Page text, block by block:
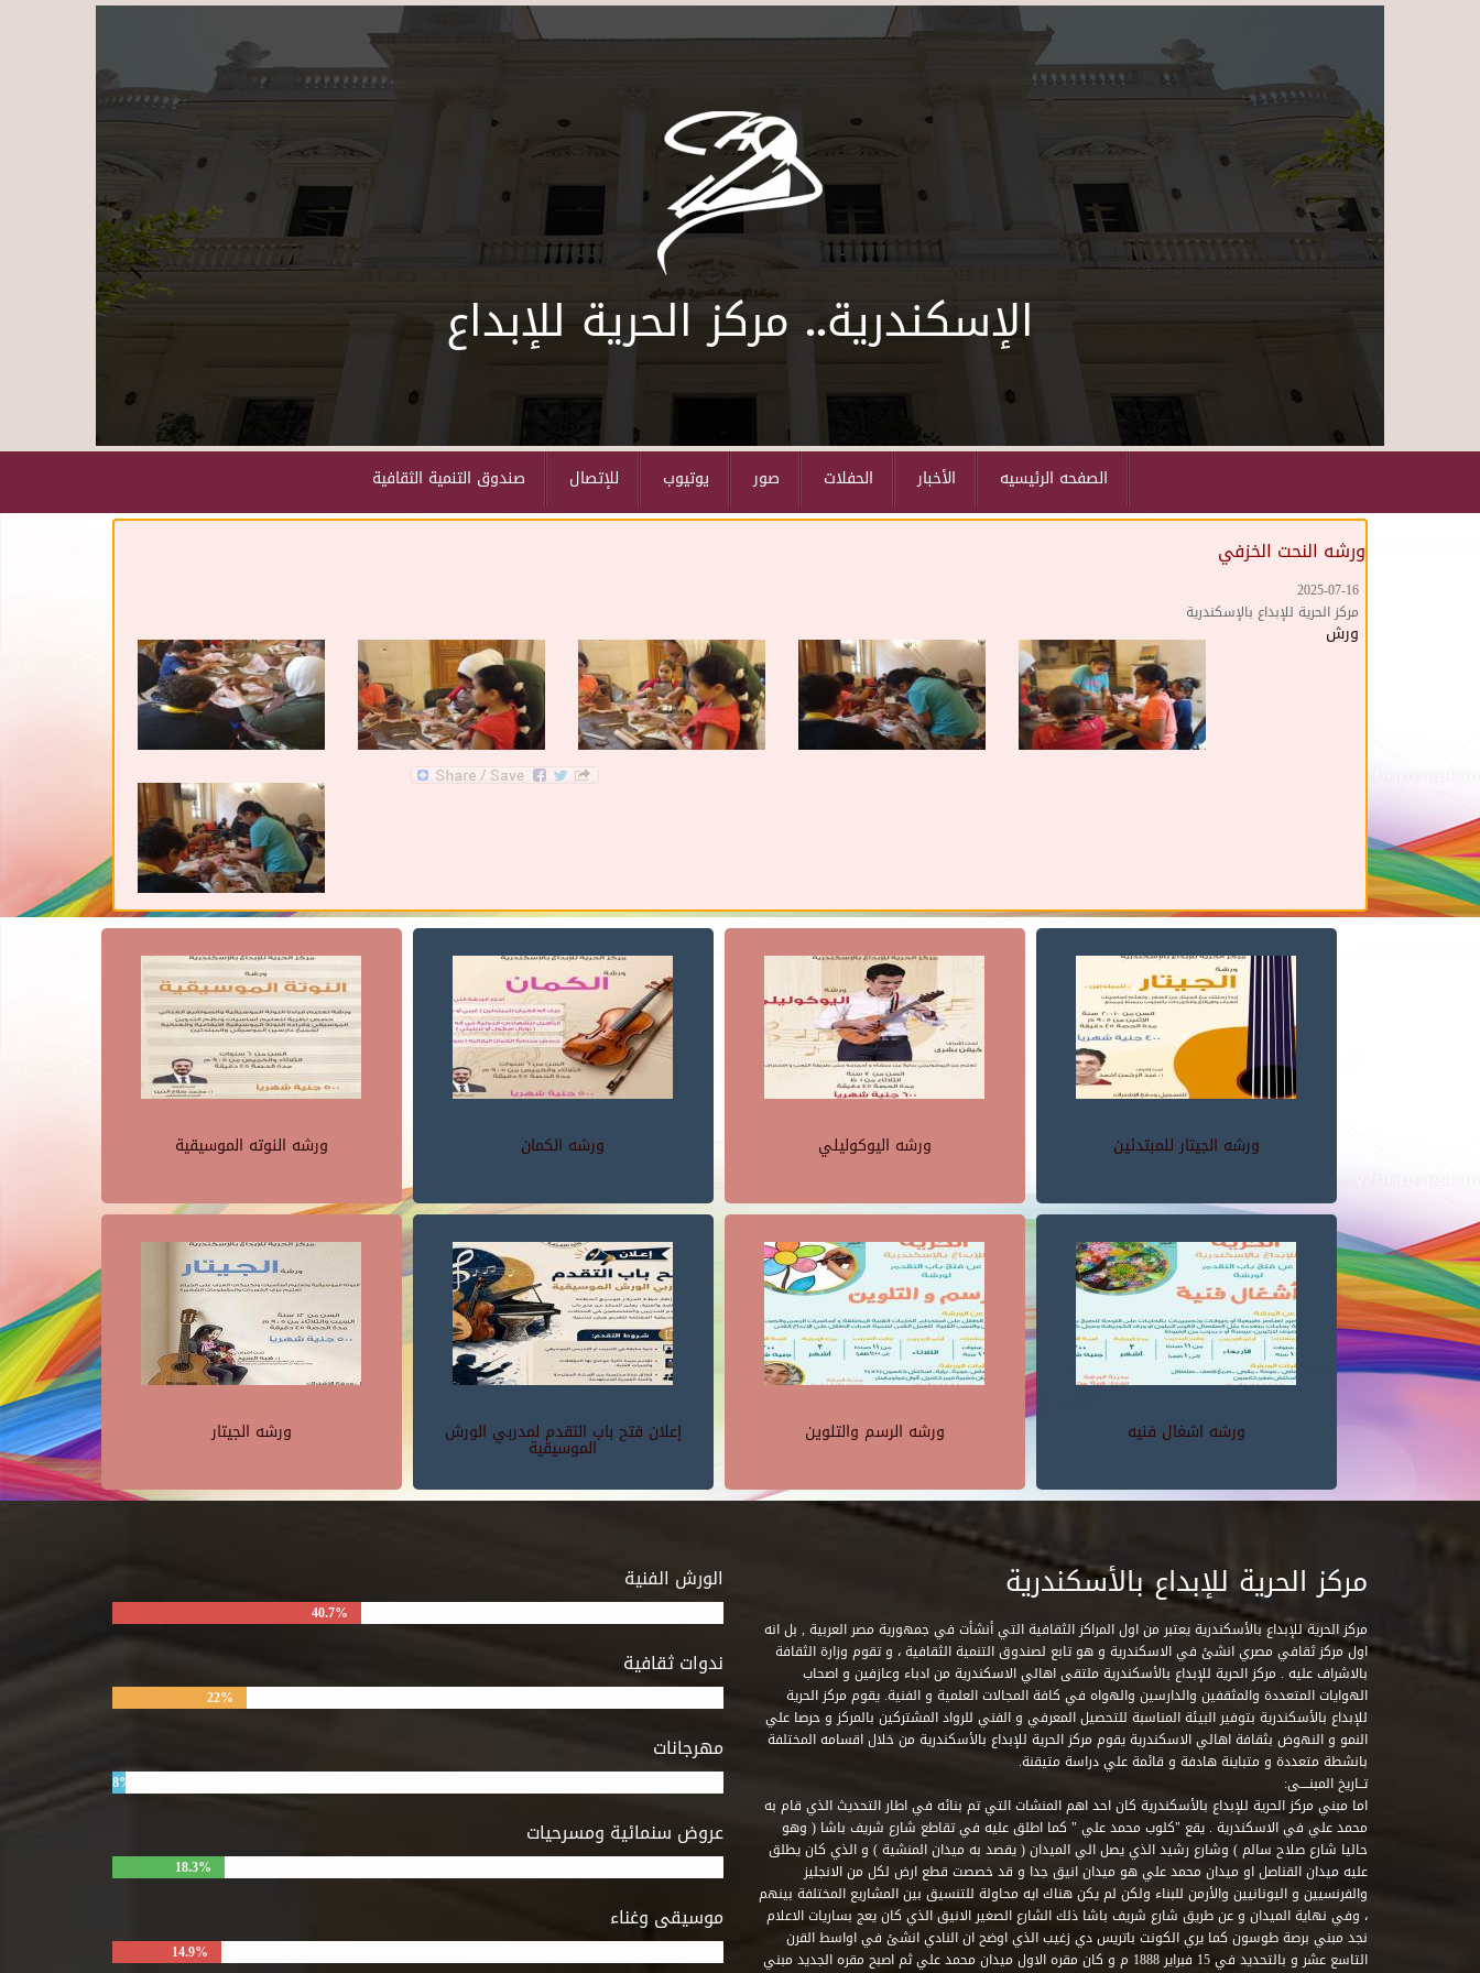
Skip to main content
الإسكندرية.. مركز الحرية للإبداع
صندوق التنمية الثقافية للإتصال يوتيوب صور الحفلات الأخبار الصفحه الرئيسيه
ورشه النحت الخزفي
2025-07-16
مركز الحرية للإبداع بالإسكندرية
ورش
ورشه النوته الموسيقية ورشه الكمان ورشه اليوكوليلي ورشه الجيتار للمبتدئين
ورشه الجيتار إعلان فتح باب التقدم لمدربي الورش
الموسيقية
ورشه الرسم والتلوين ورشه اشغال فنيه
الورش الفنية
40.7%
ندوات ثقافية
22%
مهرجانات
8%
عروض سنمائية ومسرحيات
18.3%
موسيقى وغناء
14.9%
مركز الحرية للإبداع بالأسكندرية
مركز الحرية للإبداع بالأسكندرية يعتبر من اول المراكز الثقافية التي أنشأت في جمهورية مصر العربية , بل انه
اول مركز ثقافي مصري انشئ في الاسكندرية و هو تابع لصندوق التنمية الثقافية ، و تقوم وزارة الثقافة
بالاشراف عليه . مركز الحرية للإبداع بالأسكندرية ملتقى اهالي الاسكندرية من ادباء وعازفين و اصحاب
الهوايات المتعددة والمثقفين والدارسين والهواه في كافة المجالات العلمية و الفنية. يقوم مركز الحرية
للإبداع بالأسكندرية بتوفير البيئة المناسبة للتحصيل المعرفي و الفني للرواد المشتركين بالمركز و حرصا علي
النمو و النهوض بثقافة اهالي الاسكندرية يقوم مركز الحرية للإبداع بالأسكندرية من خلال اقسامه المختلفة
بانشطة متعددة و متباينة هادفة و قائمة علي دراسة متيقنة.
تــاريخ المبنــــى:
اما مبني مركز الحرية للإبداع بالأسكندرية كان احد اهم المنشات التي تم بنائه في اطار التحديث الذي قام به
محمد علي في الاسكندرية . يقع "كلوب محمد علي " كما اطلق عليه في تقاطع شارع شريف باشا ( وهو
حاليا شارع صلاح سالم ) وشارع رشيد الذي يصل الي الميدان ( يقصد به ميدان المنشية ) و الذي كان يطلق
عليه ميدان القناصل او ميدان محمد علي هو ميدان انيق جدا و قد خصصت قطع ارض لكل من الانجليز
والفرنسيين و اليونانيين والأرمن للبناء ولكن لم يكن هناك ايه محاولة للتنسيق بين المشاريع المختلفة بينهم
، وفي نهاية الميدان و عن طريق شارع شريف باشا ذلك الشارع الصغير الانيق الذي كان يعج بساريات الاعلام
نجد مبني برصة طوسون كما يري الكونت باتريس دي زغيب الذي اوضح ان النادي انشئ في اواسط القرن
التاسع عشر و بالتحديد في 15 فبراير 1888 م و كان مقره الاول ميدان محمد علي ثم اصبح مقره الجديد مبني